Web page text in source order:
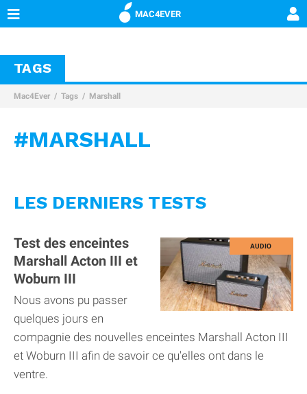
MAC4EVER
TAGS
Mac4Ever Tags Marshall
#MARSHALL
LES DERNIERS TESTS
Test des enceintes
Marshall Acton III et
Woburn III
Nous avons pu passer
quelques jours en
compagnie des nouvelles enceintes Marshall Acton III
et Woburn III afin de savoir ce qu'elles ont dans le
ventre.